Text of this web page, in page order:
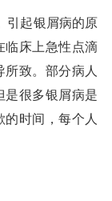
引起银屑病的原
临床上急性点滴
致。部分病人
是很多银屑病是
时间，每个人